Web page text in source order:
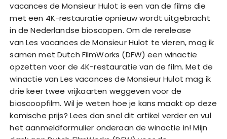
vacances de Monsieur Hulot is een van de films die
met een 4K-restauratie opnieuw wordt uitgebracht
in de Nederlandse bioscopen. Om de rerelease
van Les vacances de Monsieur Hulot te vieren, mag ik
samen met Dutch FilmWorks (DFW) een winactie
opzetten voor de 4K-restauratie van de film. Met de
winactie van Les vacances de Monsieur Hulot mag ik
drie keer twee vrijkaarten weggeven voor de
bioscoopfilm. Wil je weten hoe je kans maakt op deze
komische prijs? Lees dan snel dit artikel verder en vul
het aanmeldformulier onderaan de winactie in! Mijn